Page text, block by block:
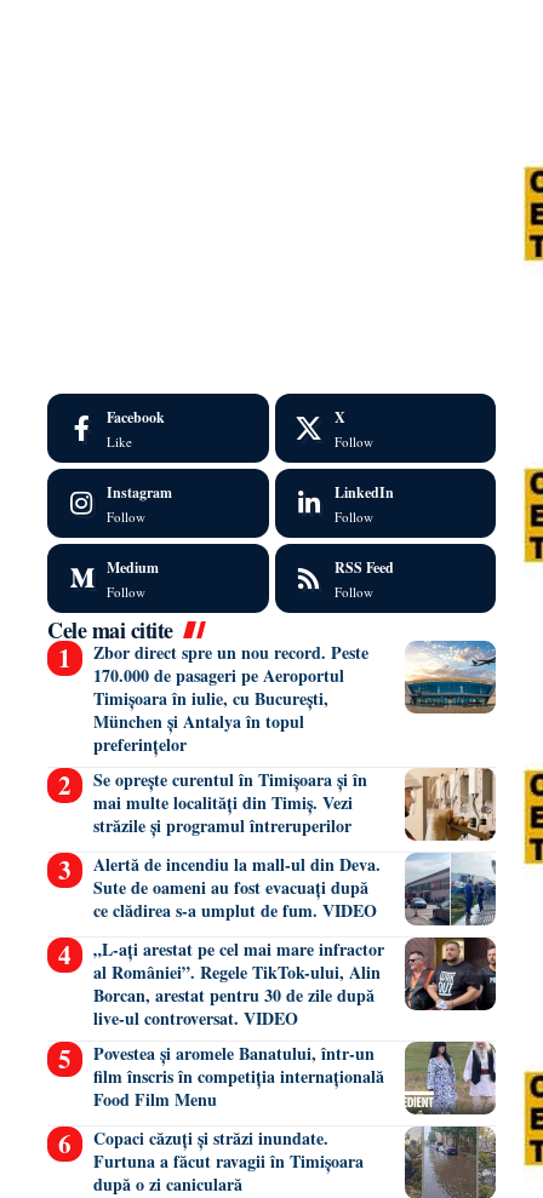
Facebook
Like
X
Follow
Instagram
Follow
LinkedIn
Follow
Medium
Follow
RSS Feed
Follow
Cele mai citite
Zbor direct spre un nou record. Peste
170.000 de pasageri pe Aeroportul
Timișoara în iulie, cu București,
München și Antalya în topul
preferințelor
Se oprește curentul în Timișoara și în
mai multe localități din Timiș. Vezi
străzile și programul întreruperilor
Alertă de incendiu la mall-ul din Deva.
Sute de oameni au fost evacuați după
ce clădirea s-a umplut de fum. VIDEO
„L-ați arestat pe cel mai mare infractor
al României”. Regele TikTok-ului, Alin
Borcan, arestat pentru 30 de zile după
live-ul controversat. VIDEO
Povestea și aromele Banatului, într-un
film înscris în competiția internațională
Food Film Menu
Copaci căzuți și străzi inundate.
Furtuna a făcut ravagii în Timișoara
după o zi caniculară